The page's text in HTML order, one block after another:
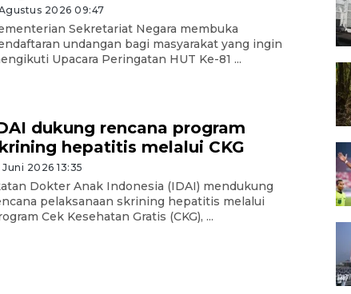
2026 09:47
Sekretariat Negara membuka
undangan bagi masyarakat yang ingin
Upacara Peringatan HUT Ke-81 ...
dukung rencana program
hepatitis melalui CKG
Juni 2026 13:35
Dokter Anak Indonesia (IDAI) mendukung
pelaksanaan skrining hepatitis melalui
Cek Kesehatan Gratis (CKG), ...